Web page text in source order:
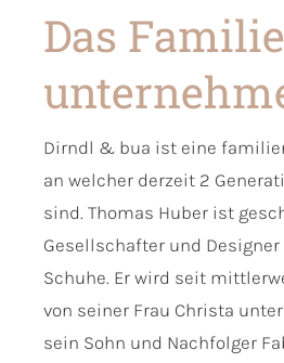
Das
Dirndl & bua ist eine
an welcher derzeit 2
sind. Thomas Huber ist
Gesellschafter und
Schuhe. Er wird seit
von seiner Frau Christa
sein Sohn und Nachfolger